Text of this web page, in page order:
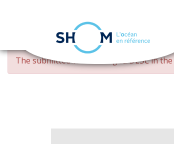
Skip
main
ERROR
MESSAGE
The submitted value changed DESCin the